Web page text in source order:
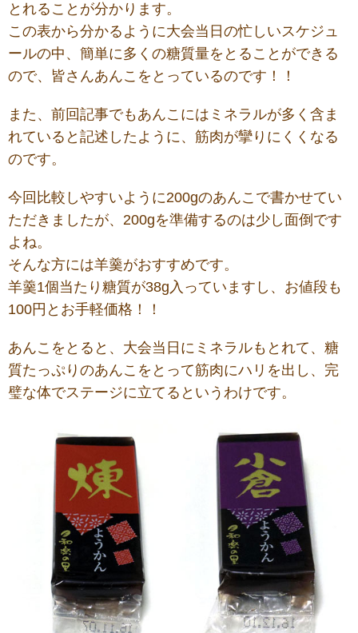
とれることが分かります。
この表から分かるように大会当日の忙しいスケジュ
ールの中、簡単に多くの糖質量をとることができる
ので、皆さんあんこをとっているのです！！
また、前回記事でもあんこにはミネラルが多く含ま
れていると記述したように、筋肉が攣りにくくなる
のです。
今回比較しやすいように200gのあんこで書かせてい
ただきましたが、200gを準備するのは少し面倒です
よね。
そんな方には羊羹がおすすめです。
羊羹1個当たり糖質が38g入っていますし、お値段も
100円とお手軽価格！！
あんこをとると、大会当日に ミネラルもとれて、糖
質たっぷりのあんこをとって筋肉にハリを出し、完
璧な体でステージに立てるというわけです。